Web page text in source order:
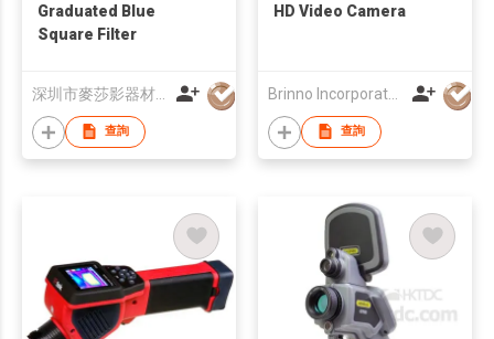
Graduated Blue
Square Filter
深圳市麥莎影器材有限公司
查詢
HD Video Camera
Brinno Incorporated
查詢